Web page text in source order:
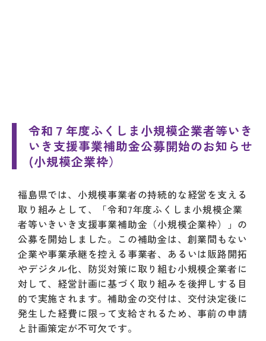
令和７年度ふくしま小規模企業者等いき
いき支援事業補助金公募開始のお知らせ
(小規模企業枠）
福島県では、小規模事業者の持続的な経営を支える
取り組みとして、「令和7年度ふくしま小規模企業
者等いきいき支援事業補助金（小規模企業枠）」の
公募を開始しました。この補助金は、創業間もない
企業や事業承継を控える事業者、あるいは販路開拓
やデジタル化、防災対策に取り組む小規模企業者に
対して、経営計画に基づく取り組みを後押しする目
的で実施されます。補助金の交付は、交付決定後に
発生した経費に限って支給されるため、事前の申請
と計画策定が不可欠です。